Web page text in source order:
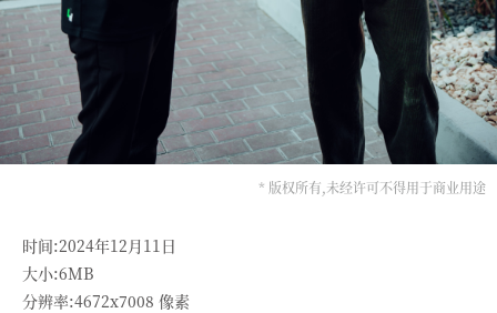
* 版权所有,未经许可不得用于商业用途
时间:2024年12月11日
大小:6MB
分辨率:4672x7008 像素